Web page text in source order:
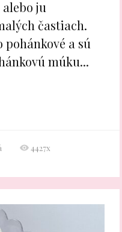
ju
častiach.
a sú
múku...
4427x